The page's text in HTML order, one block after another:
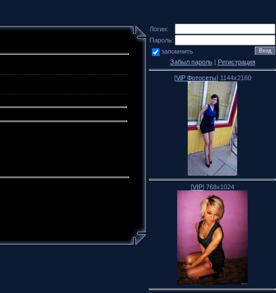
Логин:
Пароль:
запомнить
Забыл пароль| Регистрация
[ViP Фотосеты] 1144x2160
[VIP] 768x1024